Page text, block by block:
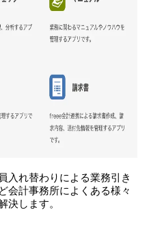
入れ替わりによる業務引き
会計事務所によくある様々
決します。